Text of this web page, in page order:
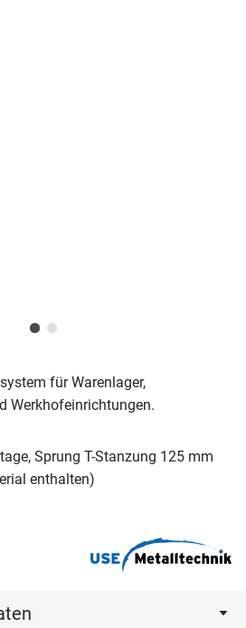
für Warenlager,
Werkhofeinrichtungen.
Sprung T-Stanzung 125 mm
enthalten)